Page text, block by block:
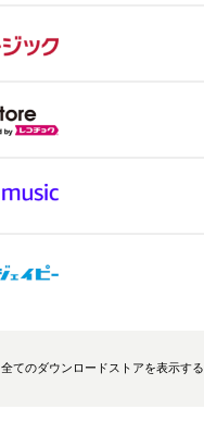
全てのダウンロードストアを表示する